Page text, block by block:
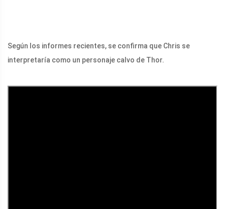
Según los informes recientes, se confirma que Chris se
interpretaría como un personaje calvo de Thor.